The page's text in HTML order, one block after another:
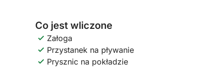
Co jest wliczone
Załoga
Przystanek na pływanie
Prysznic na pokładzie